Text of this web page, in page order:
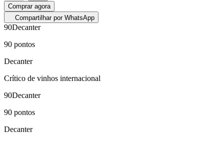
Comprar agora
Compartilhar por WhatsApp
90Decanter
90 pontos
Decanter
Crítico de vinhos internacional
90Decanter
90 pontos
Decanter